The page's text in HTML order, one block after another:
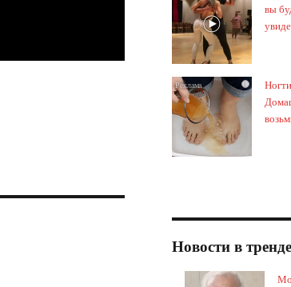
вы
i
Новости в тренде